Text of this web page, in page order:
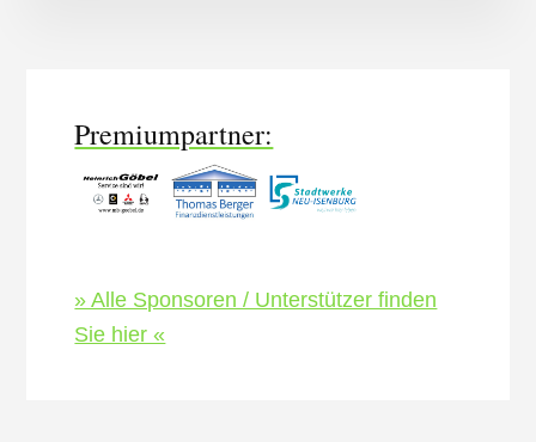
Premiumpartner:
» Alle Sponsoren / Unterstützer finden
Sie hier «